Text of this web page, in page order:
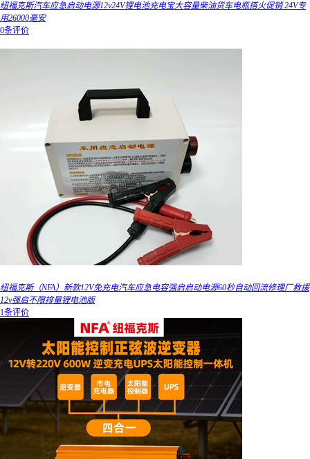
纽福克斯汽车应急启动电源12v24V锂电池充电宝大容量柴油货车电瓶搭火促销 24V专
用26000毫安
0条评价
纽福克斯（NFA）新款12V免充电汽车应急电容强启启动电源60秒自动回流修理厂救援
12v强启不限排量锂电池版
1条评价